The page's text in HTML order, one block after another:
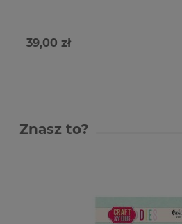
39,00 zł
Znasz to?